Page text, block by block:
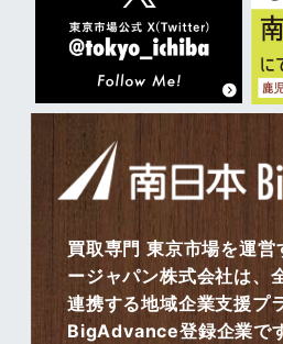
買取専門 東京市場を運営
ージャパン株式会社は、
連携する地域企業支援プ
BigAdvance登録企業で